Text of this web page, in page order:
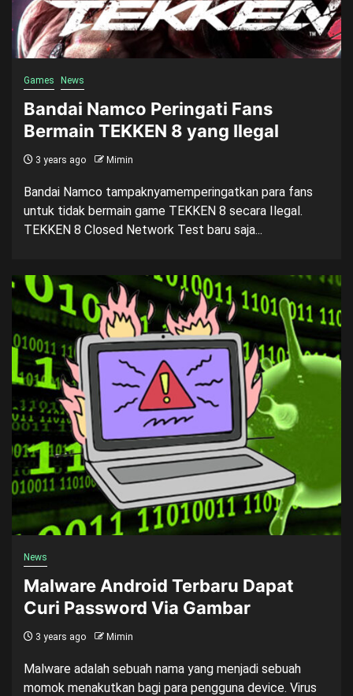
Games News
Bandai Namco Peringati Fans
Bermain TEKKEN 8 yang Ilegal
3 years ago Mimin
Bandai Namco tampaknyamemperingatkan para fans
untuk tidak bermain game TEKKEN 8 secara Ilegal.
TEKKEN 8 Closed Network Test baru saja...
News
Malware Android Terbaru Dapat
Curi Password Via Gambar
3 years ago Mimin
Malware adalah sebuah nama yang menjadi sebuah
momok menakutkan bagi para pengguna device. Virus